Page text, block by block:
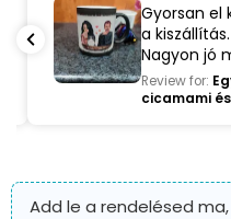
Gyorsan el
a kiszállítás.
Nagyon jó
kaptam ❤️
Review for:
cicamami
Add le a rendelésed